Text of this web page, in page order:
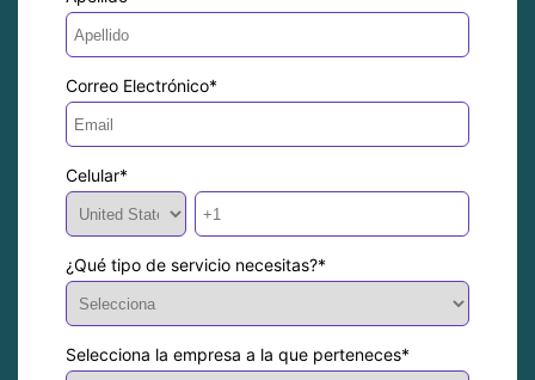
Correo Electrónico*
Celular*
¿Qué tipo de servicio necesitas?*
Selecciona la empresa a la que perteneces*